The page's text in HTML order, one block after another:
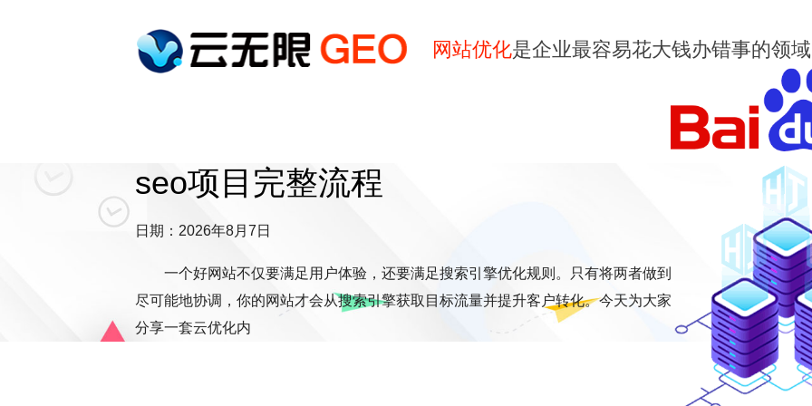
网站优化是企业最容易花大钱办错事的领域
seo项目完整流程
日期：2026年8月7日
一个好网站不仅要满足用户体验，还要满足搜索引擎优化规则。只有将两者做到
尽可能地协调，你的网站才会从搜索引擎获取目标流量并提升客户转化。今天为大家
分享一套云优化内